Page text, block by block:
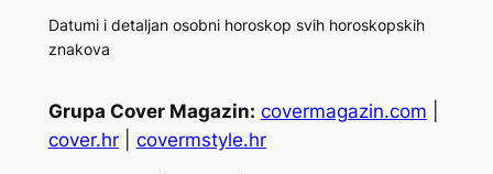
Datumi i detaljan osobni horoskop svih horoskopskih
znakova
Grupa Cover Magazin: covermagazin.com
cover.hr| covermstyle.hr